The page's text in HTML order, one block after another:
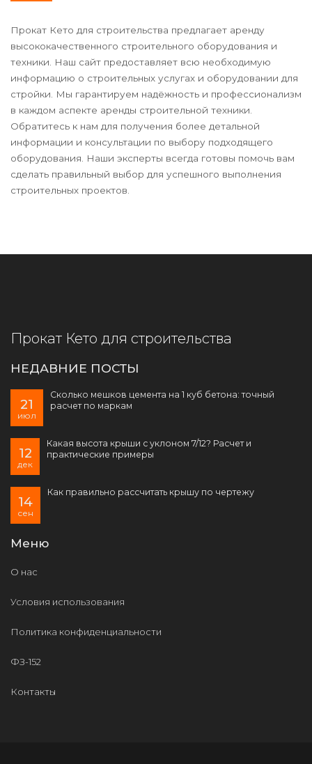
Прокат Кето для строительства предлагает аренду
высококачественного строительного оборудования и
техники. Наш сайт предоставляет всю необходимую
информацию о строительных услугах и оборудовании для
стройки. Мы гарантируем надёжность и профессионализм
в каждом аспекте аренды строительной техники.
Обратитесь к нам для получения более детальной
информации и консультации по выбору подходящего
оборудования. Наши эксперты всегда готовы помочь вам
сделать правильный выбор для успешного выполнения
строительных проектов.
Прокат Кето для строительства
НЕДАВНИЕ ПОСТЫ
21
июл
Сколько мешков цемента на 1 куб бетона: точный
расчет по маркам
12
дек
Какая высота крыши с уклоном 7/12? Расчет и
практические примеры
14
сен
Как правильно рассчитать крышу по чертежу
Меню
О нас
Условия использования
Политика конфиденциальности
ФЗ-152
Контакты